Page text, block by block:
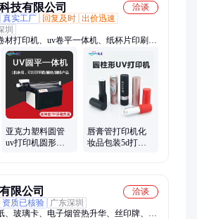
技有限公司
洽谈
真实工厂 回复及时 出价迅速
圳
材打印机、uv卷平一体机、纸杯片印刷
袋印刷机、瓦楞数码印刷机、圆柱体uv打
、uv平板打印机
亚克力塑料圆管
uv打印机圆形数
唇膏管打印机化
妆品包装5d打印
限公司
洽谈
资质已核验
广东深圳
、玻璃卡、电子烟管热升华、丝印牌、移